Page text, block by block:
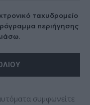
ταχυδρομείο
περιήγησης
συμφωνείτε